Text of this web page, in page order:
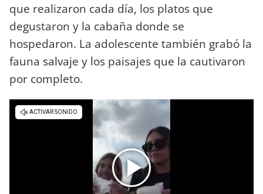
que realizaron cada día, los platos que
degustaron y la cabaña donde se
hospedaron. La adolescente también grabó la
fauna salvaje y los paisajes que la cautivaron
por completo.